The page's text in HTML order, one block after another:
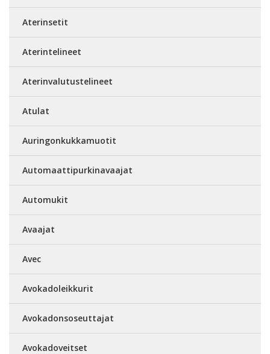
Aterinsetit
Aterintelineet
Aterinvalutustelineet
Atulat
Auringonkukkamuotit
Automaattipurkinavaajat
Automukit
Avaajat
Avec
Avokadoleikkurit
Avokadonsoseuttajat
Avokadoveitset